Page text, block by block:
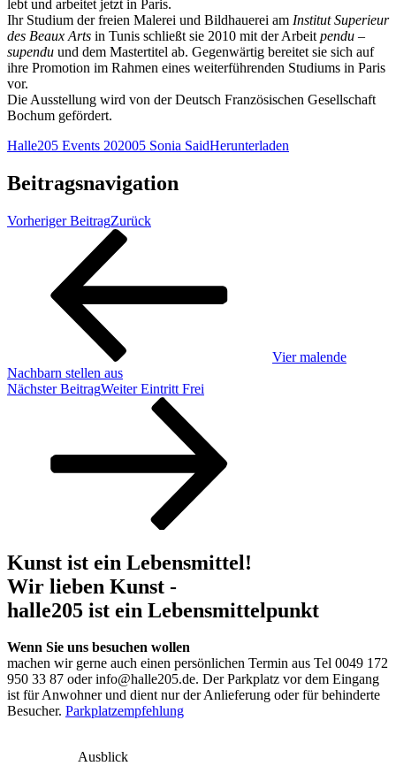
lebt und arbeitet jetzt in Paris.
Ihr Studium der freien Malerei und Bildhauerei am Institut Superieur
des Beaux Arts in Tunis schließt sie 2010 mit der Arbeit pendu –
supendu und dem Mastertitel ab. Gegenwärtig bereitet sie sich auf
ihre Promotion im Rahmen eines weiterführenden Studiums in Paris
vor.
Die Ausstellung wird von der Deutsch Französischen Gesellschaft
Bochum gefördert.
Halle205 Events 202005 Sonia SaidHerunterladen
Beitragsnavigation
Vorheriger BeitragZurück
Vier malende
Nachbarn stellen aus
Nächster BeitragWeiter Eintritt Frei
Kunst ist ein Lebensmittel!
Wir lieben Kunst -
halle205 ist ein Lebensmittelpunkt
Wenn Sie uns besuchen wollen
machen wir gerne auch einen persönlichen Termin aus Tel 0049 172
950 33 87 oder info@halle205.de. Der Parkplatz vor dem Eingang
ist für Anwohner und dient nur der Anlieferung oder für behinderte
Besucher. Parkplatzempfehlung
Ausblick